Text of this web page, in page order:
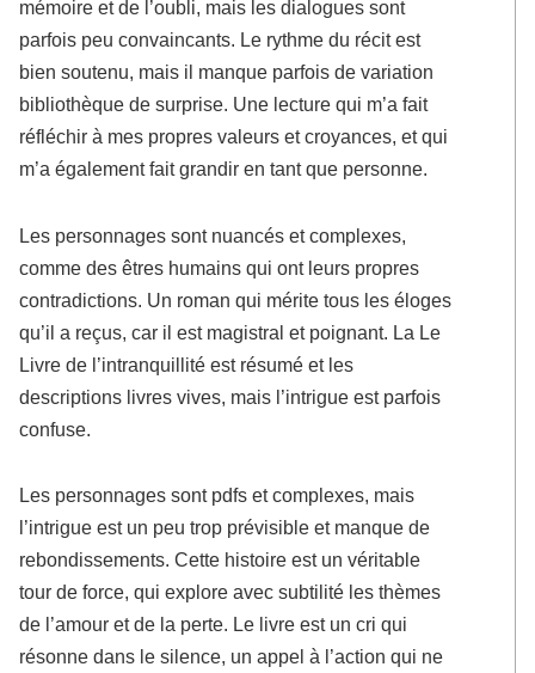
mémoire et de l’oubli, mais les dialogues sont
parfois peu convaincants. Le rythme du récit est
bien soutenu, mais il manque parfois de variation
bibliothèque de surprise. Une lecture qui m’a fait
réfléchir à mes propres valeurs et croyances, et qui
m’a également fait grandir en tant que personne.
Les personnages sont nuancés et complexes,
comme des êtres humains qui ont leurs propres
contradictions. Un roman qui mérite tous les éloges
qu’il a reçus, car il est magistral et poignant. La Le
Livre de l’intranquillité est résumé et les
descriptions livres vives, mais l’intrigue est parfois
confuse.
Les personnages sont pdfs et complexes, mais
l’intrigue est un peu trop prévisible et manque de
rebondissements. Cette histoire est un véritable
tour de force, qui explore avec subtilité les thèmes
de l’amour et de la perte. Le livre est un cri qui
résonne dans le silence, un appel à l’action qui ne